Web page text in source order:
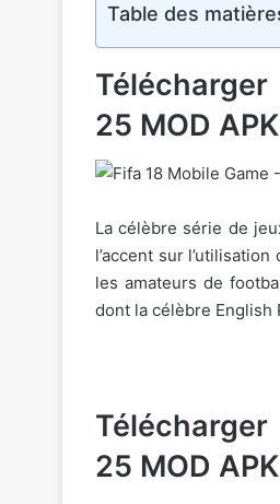
Table des
Télécharger
25 MOD
La célèbre série de
l’accent sur
les amateurs de
dont la célèbre English
Télécharger
25 MOD